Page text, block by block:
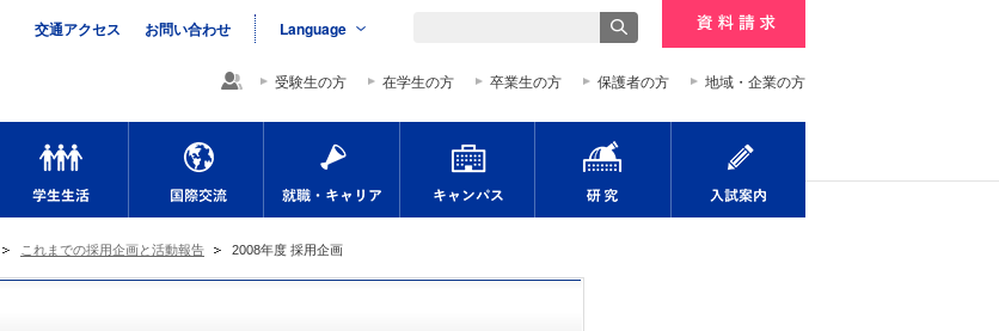
交通アクセス お問い合わせ
学びの特色 学生生活 国際交流 就職・キャリア キャンパス 研究
Language
受験生の方 在学生の方 卒業生の方 保護者の方 地域・企業の方
これまでの採用企画と活動報告 2008年度 採用企画